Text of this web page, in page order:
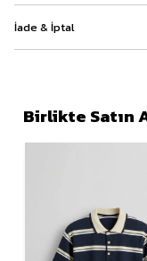
İade & İptal
Birlikte Satın